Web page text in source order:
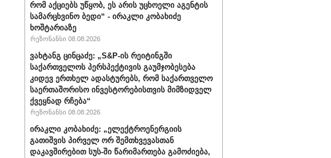
რომ აქციებს უწყობ, ეს არის უცხოელი აგენტის
სამარცხვინო ბედი“ - ირაკლი კობახიძე
ხოშტარიაზე
რეზონანსი 08.08.2026
ვახტანგ ცინცაძე: „S&P-ის რეიტინგში
საქართველოს პერსპექტივის გაუმჯობესება
კიდევ ერთხელ ადასტურებს, რომ საქართველო
საერთაშორისო ინვესტორებისთვის მიმზიდველ
ქვეყნად რჩება“
რეზონანსი 08.08.2026
ირაკლი კობახიძე: „ელექტროენერგიის
გათიშვის პირველ ორ შემთხვევასთან
დაკავშირებით სუს-ში წარიმართება გამოძიება,